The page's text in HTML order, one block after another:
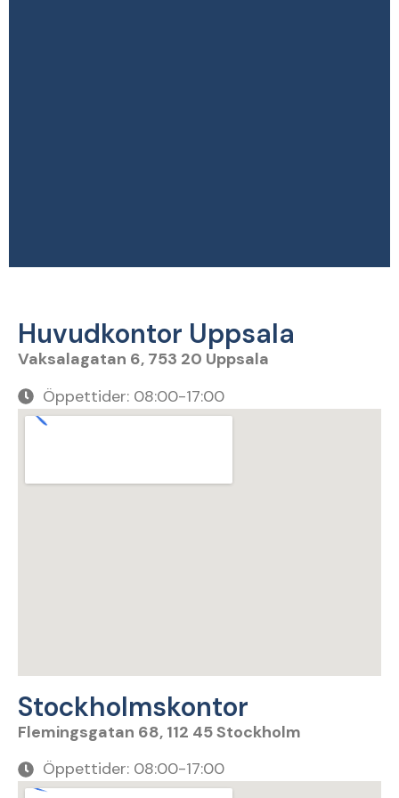
Huvudkontor Uppsala
Vaksalagatan 6, 753 20 Uppsala
Öppettider: 08:00-17:00
Stockholmskontor
Flemingsgatan 68, 112 45 Stockholm
Öppettider: 08:00-17:00